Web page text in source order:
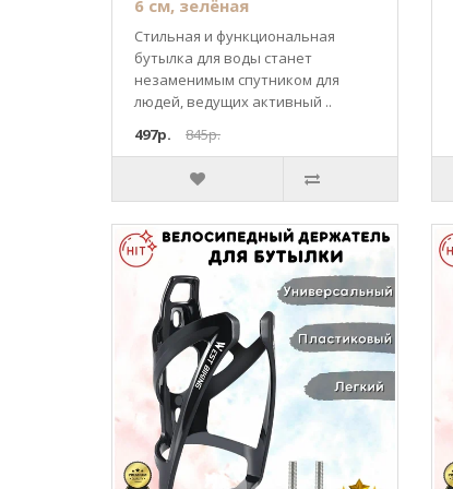
6 см, зелёная
Стильная и функциональная
бутылка для воды станет
незаменимым спутником для
людей, ведущих активный ..
497р.
845р.